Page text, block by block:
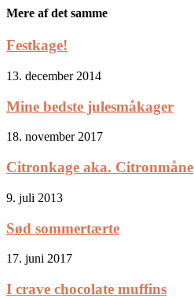
Mere af det samme
Festkage!
13. december 2014
Mine bedste julesmåkager
18. november 2017
Citronkage aka. Citronmåne
9. juli 2013
Sød sommertærte
17. juni 2017
I crave chocolate muffins